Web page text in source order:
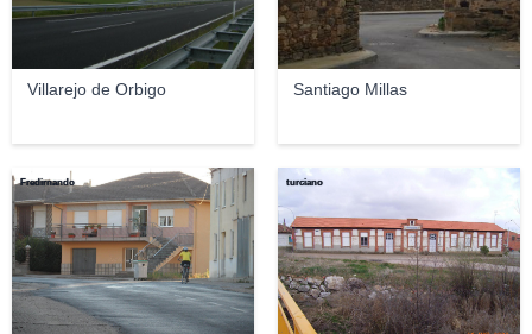
Villarejo de Orbigo Santiago Millas
Fredirnando turciano